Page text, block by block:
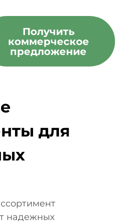
Получить
коммерческое
предложение
для
надежных